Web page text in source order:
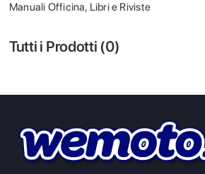
Manuali Officina, Libri e Riviste
Tutti i Prodotti (0)